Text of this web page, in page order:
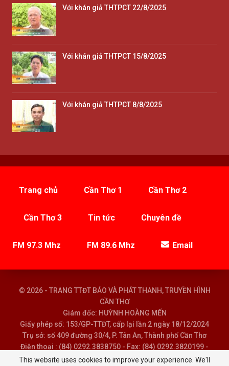
Với khán giả THTPCT 22/8/2025
Với khán giả THTPCT 15/8/2025
Với khán giả THTPCT 8/8/2025
Trang chủ Cần Thơ 1 Cần Thơ 2
Cần Thơ 3 Tin tức Chuyên đề
FM 97.3 Mhz FM 89.6 Mhz Email
© 2026 - TRANG TTĐT BÁO VÀ PHÁT THANH, TRUYỀN HÌNH
CẦN THƠ
Giám đốc: HUỲNH HOÀNG MẾN
Giấy phép số: 153/GP-TTĐT, cấp lại lần 2 ngày 18/12/2024
Trụ sở: số 409 đường 30/4, P. Tân An, Thành phố Cần Thơ
Điện thoại : (84) 0292.3838750 - Fax: (84) 0292.3820199 -
Email : baoptth@cantho.gov.vn
This website uses cookies to improve your experience. We'll